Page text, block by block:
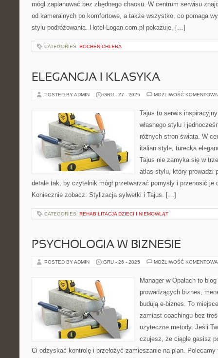
mógł zaplanować bez zbędnego chaosu. W centrum serwisu
od kameralnych po komfortowe, a także wszystko, co pomaga
stylu podróżowania. Hotel-Logan.com.pl pokazuje, […]
CATEGORIES: BOCHEN-CHLEBA
ELEGANCJA I KLASYKA
POSTED BY ADMIN GRU - 27 - 2025 MOŻLIWOŚĆ
Tajus to serwis
własnego stylu i
różnych stron świata. W
italian style, turecka
Tajus nie zamyka się w
atlas stylu, który prowadzi
detale tak, by czytelnik mógł przetwarzać pomysły i przenosić je
Koniecznie zobacz: Stylizacja sylwetki i Tajus. […]
CATEGORIES: REHABILITACJA DZIECI I NIEMOWLĄT
PSYCHOLOGIA W BIZNESIE
POSTED BY ADMIN GRU - 26 - 2025 MOŻLIWOŚĆ
Manager w Opałach to
prowadzących biznes,
budują e-biznes. To
zamiast coachingu bez
użyteczne metody. Jeśli
czujesz, że ciągle gasisz
Ci odzyskać kontrolę i przełożyć zamieszanie na plan.